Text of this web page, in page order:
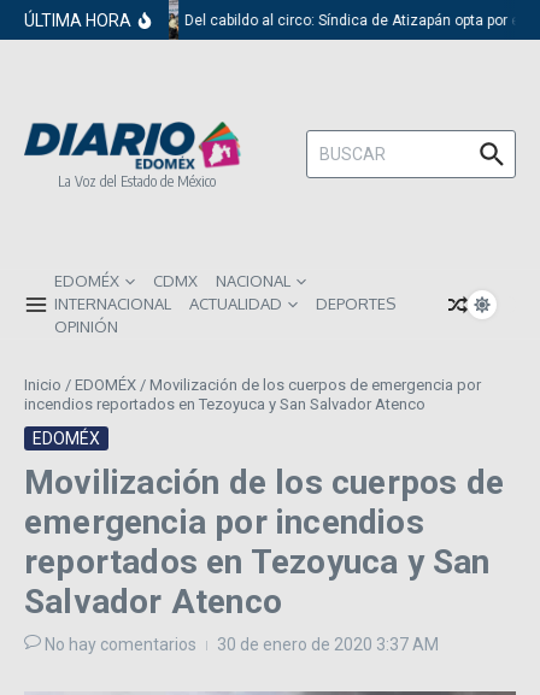
Saltar al contenido
ÚLTIMA HORA Del cabildo al circo: Síndica de Atizapán opta por el
La Voz del Estado de México
Buscar:
EDOMÉX CDMX
NACIONAL
INTERNACIONAL
ACTUALIDAD
DEPORTES
OPINIÓN
Inicio / EDOMÉX / Movilización de los cuerpos de emergencia por
incendios reportados en Tezoyuca y San Salvador Atenco
EDOMÉX
Movilización de los cuerpos de
emergencia por incendios
reportados en Tezoyuca y San
Salvador Atenco
No hay comentarios 30 de enero de 2020 3:37 AM